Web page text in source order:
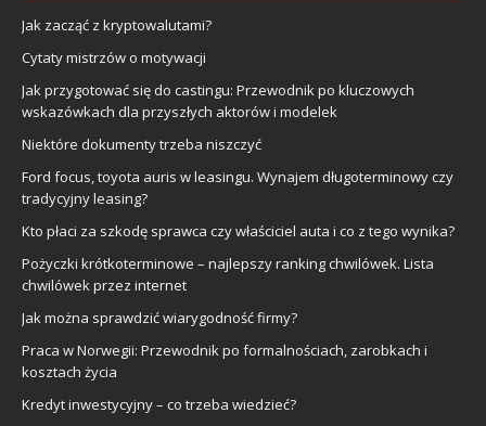
Jak zacząć z kryptowalutami?
Cytaty mistrzów o motywacji
Jak przygotować się do castingu: Przewodnik po kluczowych
wskazówkach dla przyszłych aktorów i modelek
Niektóre dokumenty trzeba niszczyć
Ford focus, toyota auris w leasingu. Wynajem długoterminowy czy
tradycyjny leasing?
Kto płaci za szkodę sprawca czy właściciel auta i co z tego wynika?
Pożyczki krótkoterminowe – najlepszy ranking chwilówek. Lista
chwilówek przez internet
Jak można sprawdzić wiarygodność firmy?
Praca w Norwegii: Przewodnik po formalnościach, zarobkach i
kosztach życia
Kredyt inwestycyjny – co trzeba wiedzieć?